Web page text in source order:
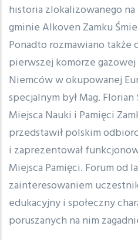
historia zlokalizowanego
gminie Alkoven Zamku
Ponadto rozmawiano także
pierwszej komorze
Niemców w okupowanej
specjalnym był Mag.
Miejsca Nauki i Pamięci
przedstawił polskim
i zaprezentował
Miejsca Pamięci. Forum od
zainteresowaniem
edukacyjny i społeczny
poruszanych na nim